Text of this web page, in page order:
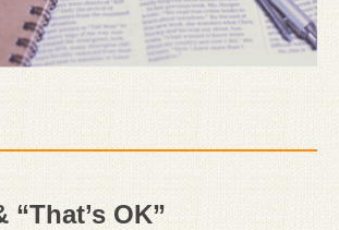
“That’s OK”